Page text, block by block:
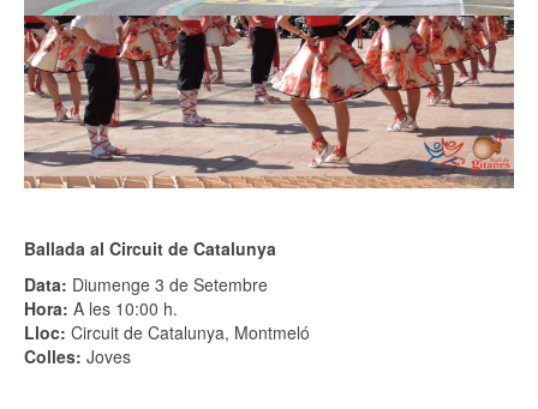
Ballada al Circuit de Catalunya
Data: Diumenge 3 de Setembre
Hora: A les 10:00 h.
Lloc: Circuit de Catalunya, Montmeló
Colles: Joves